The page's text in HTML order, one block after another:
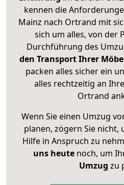
kennen die
Mainz nach Ortrand mit
sich um alles, von der
Durchführung des
den Transport Ihrer
packen alles sicher ein
alles rechtzeitig an
Ortrand
Wenn Sie einen Umzug
planen, zögern Sie nicht,
Hilfe in Anspruch zu
uns heutenoch, um
Umzug zu